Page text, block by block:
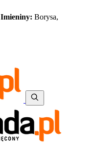
Imieniny: Borysa,